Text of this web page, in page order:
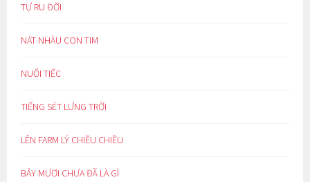
TỰ RU ĐỜI
NÁT NHÀU CON TIM
NUỐI TIẾC
TIẾNG SÉT LƯNG TRỜI
LÊN FARM LÝ CHIỀU CHIỀU
BẢY MƯƠI CHƯA ĐÃ LÀ GÌ